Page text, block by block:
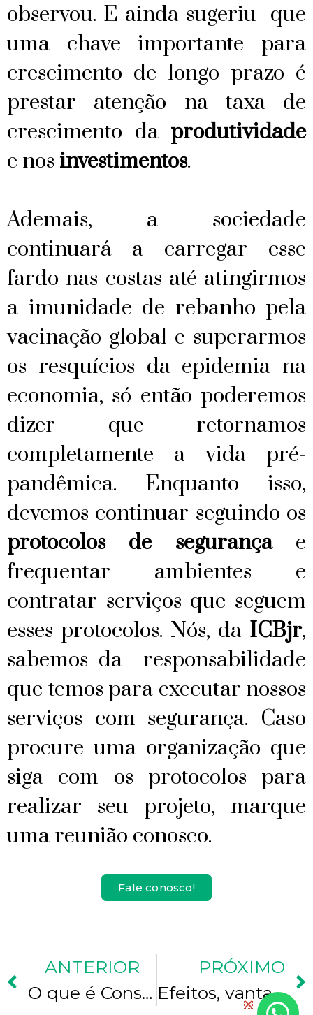
observou. E ainda sugeriu que
uma chave importante para
crescimento de longo prazo é
prestar atenção na taxa de
crescimento da produtividade
e nos investimentos.
Ademais, a sociedade
continuará a carregar esse
fardo nas costas até atingirmos
a imunidade de rebanho pela
vacinação global e superarmos
os resquícios da epidemia na
economia, só então poderemos
dizer que retornamos
completamente a vida pré-
pandêmica. Enquanto isso,
devemos continuar seguindo os
protocolos de segurançae
frequentar ambientes e
contratar serviços que seguem
esses protocolos. Nós, da ICBjr,
sabemos da responsabilidade
que temos para executar nossos
serviços com segurança. Caso
procure uma organização que
siga com os protocolos para
realizar seu projeto, marque
uma reunião conosco.
Fale conosco!
ANTERIOR
O que é Consultoria Empresarial?
PRÓXIMO
Efeitos, vantagens de realizar medidas de higienização e adoção de protocolos de biossegurança nas empresas